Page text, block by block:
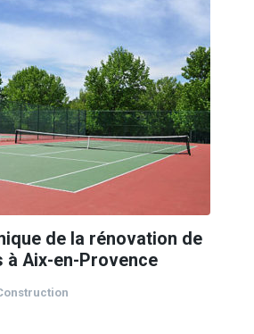
de la rénovation de
à Aix-en-Provence